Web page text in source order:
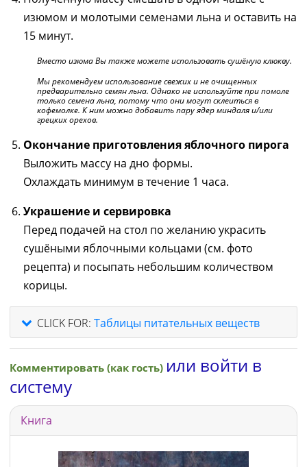
изюмом и молотыми семенами льна и оставить на
15 минут.
Вместо изюма Вы также можете использовать сушёную клюкву.
Мы рекомендуем использование свежих и не очищенных
предварительно семян льна. Однако не используйте при помоле
только семена льна, потому что они могут склеиться в
кофемолке. К ним можно добавить пару ядер миндаля и/или
грецких орехов.
Окончание приготовления яблочного пирога
Выложить массу на дно формы.
Охлаждать минимум в течение 1 часа.
Украшение и сервировка
Перед подачей на стол по желанию украсить
сушёными яблочными кольцами (см. фото
рецепта) и посыпать небольшим количеством
корицы.
CLICK FOR: Таблицы питательных веществ
Комментировать (как гость) или войти в
систему
Книга